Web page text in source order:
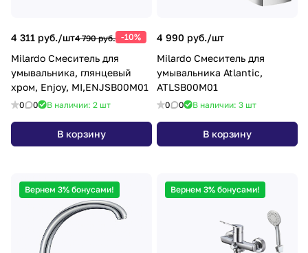
4 311 руб./шт4 790 руб. -10%
Milardo Смеситель для
умывальника, глянцевый
хром, Enjoy, MI,ENJSB00M01
0 0 В наличии: 2 шт
В корзину
4 990 руб./шт
Milardo Смеситель для
умывальника Atlantic,
ATLSB00M01
0 0 В наличии: 3 шт
В корзину
Вернем 3% бонусами! Вернем 3% бонусами!